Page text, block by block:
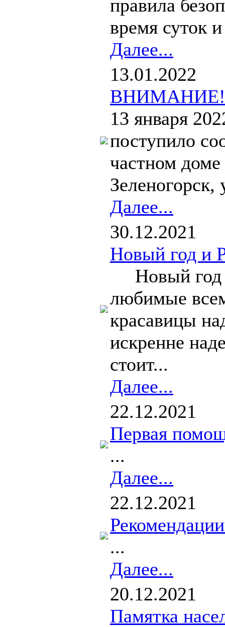
правила
время суток
Далее...
13.01.2022
ВНИМАНИЕ!
13 января
поступило
частном доме
Зеленогорск,
Далее...
30.12.2021
Новый год и
Новый год
любимые
красавицы
искренне
стоит...
Далее...
22.12.2021
Первая
...
Далее...
22.12.2021
...
Далее...
20.12.2021
Памятка